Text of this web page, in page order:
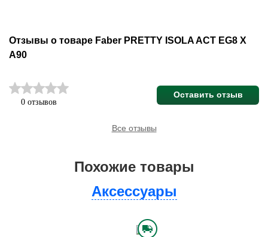
Отзывы о товаре Faber PRETTY ISOLA ACT EG8 X
A90
0 отзывов
Оставить отзыв
Все отзывы
Похожие товары
Аксессуары